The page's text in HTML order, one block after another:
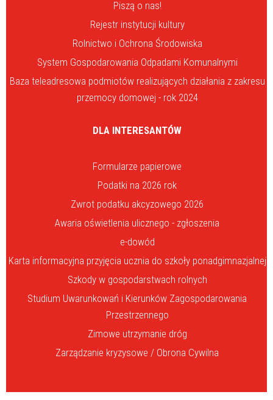
Piszą o nas!
Rejestr instytucji kultury
Rolnictwo i Ochrona Środowiska
System Gospodarowania Odpadami Komunalnymi
Baza teleadresowa podmiotów realizujących działania z zakresu
przemocy domowej - rok 2024
DLA INTERESANTÓW
Formularze papierowe
Podatki na 2026 rok
Zwrot podatku akcyzowego 2026
Awaria oświetlenia ulicznego - zgłoszenia
e-dowód
Karta informacyjna przyjęcia ucznia do szkoły ponadgimnazjalnej
Szkody w gospodarstwach rolnych
Studium Uwarunkowań i Kierunków Zagospodarowania
Przestrzennego
Zimowe utrzymanie dróg
Zarządzanie kryzysowe / Obrona Cywilna